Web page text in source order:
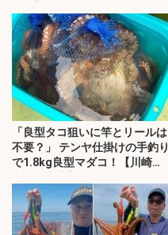
「良型タコ狙いに竿とリールは
不要？」 テンヤ仕掛けの手釣り
で1.8kg良型マダコ！【川崎